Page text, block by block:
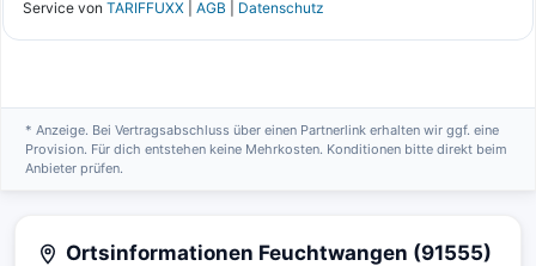
* Anzeige. Bei Vertragsabschluss über einen Partnerlink erhalten wir ggf. eine
Provision. Für dich entstehen keine Mehrkosten. Konditionen bitte direkt beim
Anbieter prüfen.
Ortsinformationen Feuchtwangen (91555)